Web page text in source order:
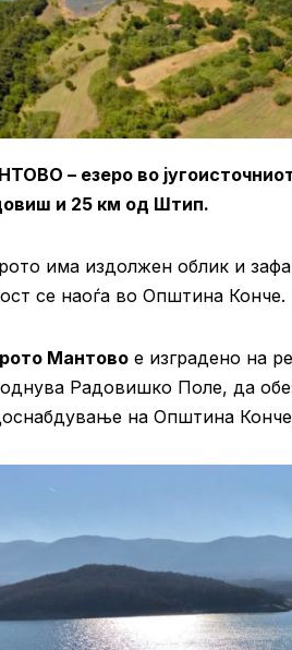
– езеро во
и 25 км од Штип.
има издолжен облик и
се наоѓа во Општина Конче.
Мантово е изградено на
Радовишко Поле, да
на Општина